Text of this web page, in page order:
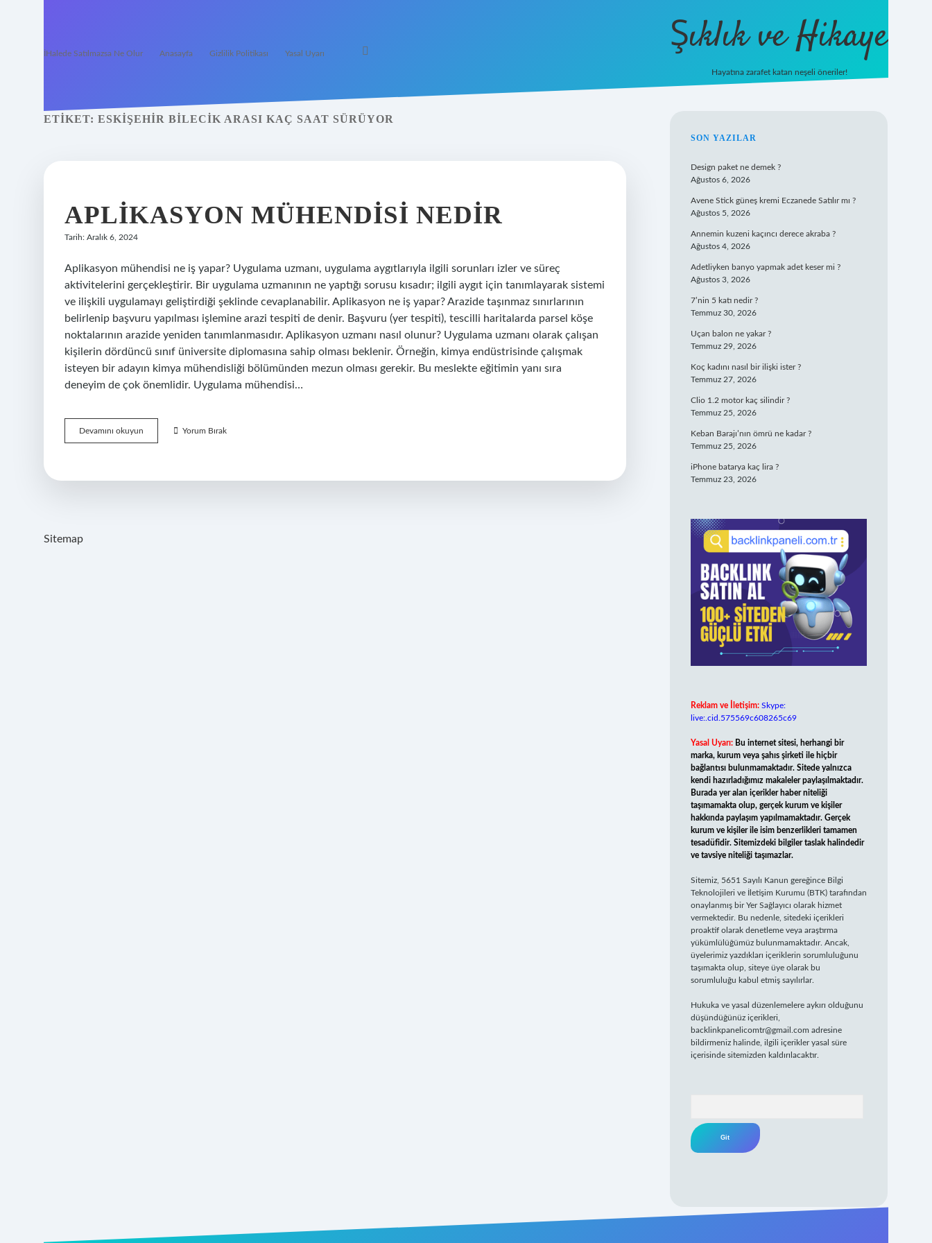
İHalede Satılmazsa Ne Olur Anasayfa Gizlilik Politikası Yasal Uyarı Şıklık ve Hikaye
Hayatına zarafet katan neşeli öneriler!
ETIKET: ESKIŞEHIR BILECIK ARASI KAÇ SAAT SÜRÜYOR
APLIKASYON MÜHENDISI NEDIR
Tarih: Aralık 6, 2024
Aplikasyon mühendisi ne iş yapar? Uygulama uzmanı, uygulama aygıtlarıyla ilgili sorunları izler ve süreç
aktivitelerini gerçekleştirir. Bir uygulama uzmanının ne yaptığı sorusu kısadır; ilgili aygıt için tanımlayarak sistemi
ve ilişkili uygulamayı geliştirdiği şeklinde cevaplanabilir. Aplikasyon ne iş yapar? Arazide taşınmaz sınırlarının
belirlenip başvuru yapılması işlemine arazi tespiti de denir. Başvuru (yer tespiti), tescilli haritalarda parsel köşe
noktalarının arazide yeniden tanımlanmasıdır. Aplikasyon uzmanı nasıl olunur? Uygulama uzmanı olarak çalışan
kişilerin dördüncü sınıf üniversite diplomasına sahip olması beklenir. Örneğin, kimya endüstrisinde çalışmak
isteyen bir adayın kimya mühendisliği bölümünden mezun olması gerekir. Bu meslekte eğitimin yanı sıra
deneyim de çok önemlidir. Uygulama mühendisi…
Devamını okuyun Aplikasyon
Mühendisi
Yorum Bırak
Sitemap
SIDEBAR
SON YAZILAR
Design paket ne demek ?
Ağustos 6, 2026
Avene Stick güneş kremi Eczanede Satılır mı ?
Ağustos 5, 2026
Annemin kuzeni kaçıncı derece akraba ?
Ağustos 4, 2026
Adetliyken banyo yapmak adet keser mi ?
Ağustos 3, 2026
7’nin 5 katı nedir ?
Temmuz 30, 2026
Uçan balon ne yakar ?
Temmuz 29, 2026
Koç kadını nasıl bir ilişki ister ?
Temmuz 27, 2026
Clio 1.2 motor kaç silindir ?
Temmuz 25, 2026
Keban Barajı’nın ömrü ne kadar ?
Temmuz 25, 2026
iPhone batarya kaç lira ?
Temmuz 23, 2026
Reklam ve İletişim: Skype:
live:.cid.575569c608265c69
Yasal Uyarı: Bu internet sitesi, herhangi bir
marka, kurum veya şahıs şirketi ile hiçbir
bağlantısı bulunmamaktadır. Sitede yalnızca
kendi hazırladığımız makaleler paylaşılmaktadır.
Burada yer alan içerikler haber niteliği
taşımamakta olup, gerçek kurum ve kişiler
hakkında paylaşım yapılmamaktadır. Gerçek
kurum ve kişiler ile isim benzerlikleri tamamen
tesadüfidir. Sitemizdeki bilgiler taslak halindedir
ve tavsiye niteliği taşımazlar.
Sitemiz, 5651 Sayılı Kanun gereğince Bilgi
Teknolojileri ve İletişim Kurumu (BTK) tarafından
onaylanmış bir Yer Sağlayıcı olarak hizmet
vermektedir. Bu nedenle, sitedeki içerikleri
proaktif olarak denetleme veya araştırma
yükümlülüğümüz bulunmamaktadır. Ancak,
üyelerimiz yazdıkları içeriklerin sorumluluğunu
taşımakta olup, siteye üye olarak bu
sorumluluğu kabul etmiş sayılırlar.
Hukuka ve yasal düzenlemelere aykırı olduğunu
düşündüğünüz içerikleri,
backlinkpanelicomtr@gmail.com adresine
bildirmeniz halinde, ilgili içerikler yasal süre
içerisinde sitemizden kaldırılacaktır.